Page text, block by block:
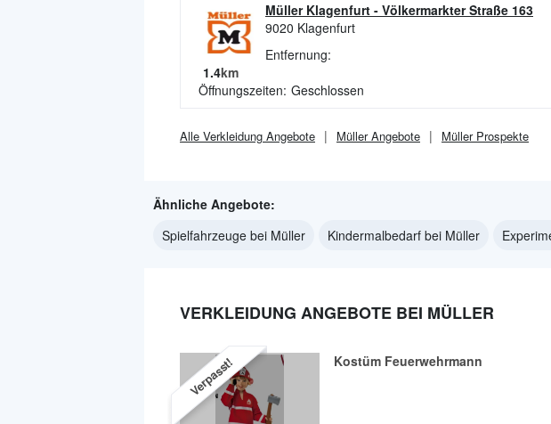
Müller Klagenfurt - Völkermarkter Straße 163
9020 Klagenfurt
Entfernung:
1.4km
Öffnungszeiten: Geschlossen
Alle Verkleidung Angebote MüllerAngebote MüllerProspekte
Ähnliche Angebote:
Spielfahrzeuge bei Müller
Kindermalbedarf bei Müller
VERKLEIDUNG ANGEBOTE BEI MÜLLER
Verpasst! Kostüm Feuerwehrmann